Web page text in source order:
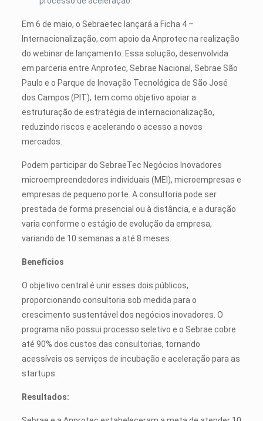
Em 6 de maio, o Sebraetec lançará a Ficha 4 –
Internacionalização, com apoio da Anprotec na realização
do webinar de lançamento. Essa solução, desenvolvida
em parceria entre Anprotec, Sebrae Nacional, Sebrae São
Paulo e o Parque de Inovação Tecnológica de São José
dos Campos (PIT), tem como objetivo apoiar a
estruturação de estratégia de internacionalização,
reduzindo riscos e acelerando o acesso a novos
mercados.
Podem participar do SebraeTec Negócios Inovadores
microempreendedores individuais (MEI), microempresas e
empresas de pequeno porte. A consultoria pode ser
prestada de forma presencial ou à distância, e a duração
varia conforme o estágio de evolução da empresa,
variando de 10 semanas a até 8 meses.
Benefícios
O objetivo central é unir esses dois públicos,
proporcionando consultoria sob medida para o
crescimento sustentável dos negócios inovadores. O
programa não possui processo seletivo e o Sebrae cobre
até 90% dos custos das consultorias, tornando
acessíveis os serviços de incubação e aceleração para as
startups.
Resultados: